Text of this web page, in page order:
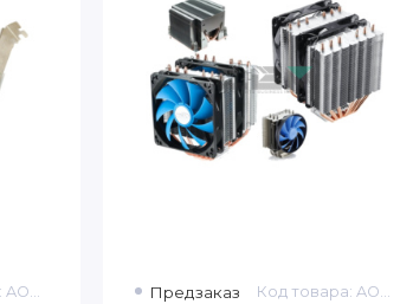
Код товара: AOC-SGP-I4 Предзаказ Код товара: AOC-SIM1U+